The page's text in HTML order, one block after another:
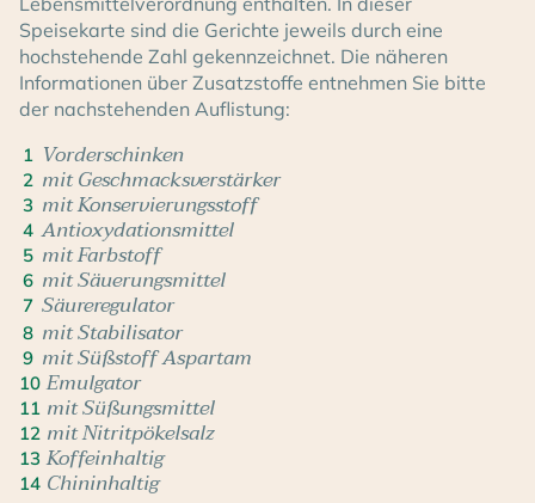
Speisekarte sind die Gerichte jeweils durch eine
hochstehende Zahl gekennzeichnet. Die näheren
Informationen über Zusatzstoffe entnehmen Sie bitte
der nachstehenden Auflistung:
1 Vorderschinken
2 mit Geschmacksverstärker
3 mit Konservierungsstoff
4 Antioxydationsmittel
5 mit Farbstoff
6 mit Säuerungsmittel
7 Säureregulator
8 mit Stabilisator
9 mit Süßstoff Aspartam
10 Emulgator
11 mit Süßungsmittel
12 mit Nitritpökelsalz
13 Koffeinhaltig
14 Chininhaltig